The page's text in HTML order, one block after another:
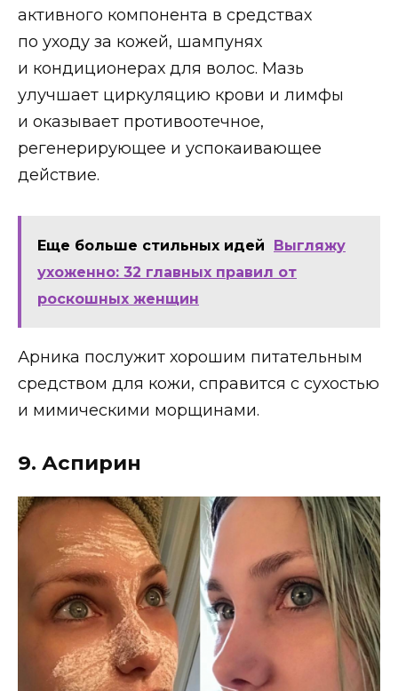
активного компонента в средствах
по уходу за кожей, шампунях
и кондиционерах для волос. Мазь
улучшает циркуляцию крови и лимфы
и оказывает противоотечное,
регенерирующее и успокаивающее
действие.
Еще больше стильных идей
Выгляжу
ухоженно: 32 главных правил от
роскошных женщин
Арника послужит хорошим питательным
средством для кожи, справится с сухостью
и мимическими морщинами.
9. Аспирин